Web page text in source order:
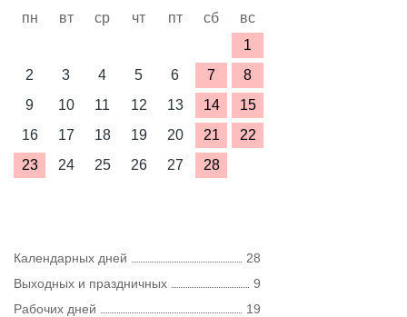
пн вт ср чт пт сб
вс
1
2
3 4 5 6 7
8
9
10 11 12 13 14
15
16
17 18 19 20 21
22
23
24 25 26 27 28
Календарных дней
28
Выходных и праздничных
9
Рабочих дней
19